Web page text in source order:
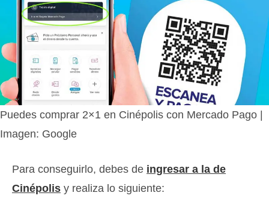
Puedes comprar 2×1 en Cinépolis con Mercado Pago |
Imagen: Google
Para conseguirlo, debes de ingresar a la de
Cinépolis y realiza lo siguiente: